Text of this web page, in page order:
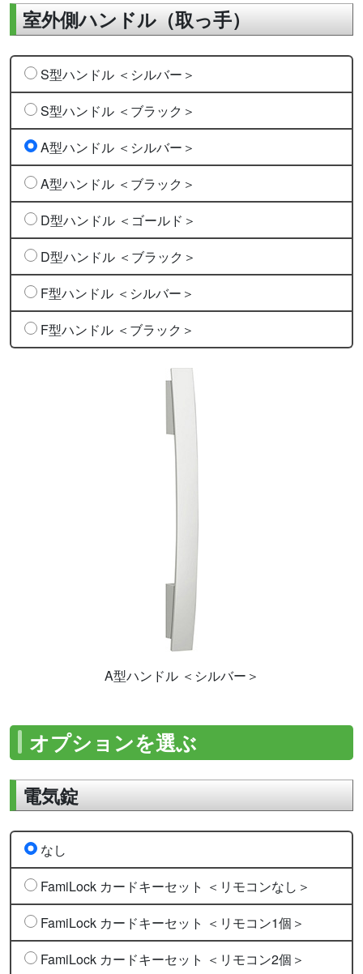
室外側ハンドル（取っ手）
A型ハンドル ＜シルバー＞
S型ハンドル ＜シルバー＞
S型ハンドル ＜ブラック＞
A型ハンドル ＜シルバー＞
A型ハンドル ＜ブラック＞
D型ハンドル ＜ゴールド＞
D型ハンドル ＜ブラック＞
F型ハンドル ＜シルバー＞
F型ハンドル ＜ブラック＞
オプションを選ぶ
電気錠
なし
FamiLock カードキーセット ＜リモコンなし＞
FamiLock カードキーセット ＜リモコン1個＞
FamiLock カードキーセット ＜リモコン2個＞